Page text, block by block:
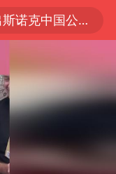
马克·艾伦退出斯诺克中国公开赛
莹孙亚鹏亮相
商场现钱学森巨幅海报 负责人回应
坠崖1死1伤
36岁男演员成景区NPC后人气爆棚